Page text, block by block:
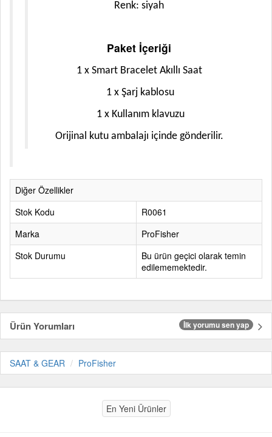
Renk: siyah
Paket İçeriği
1 x Smart Bracelet Akıllı Saat
1 x Şarj kablosu
1 x Kullanım klavuzu
Orijinal kutu ambalajı içinde gönderilir.
Diğer Özellikler
Stok Kodu
R0061
Marka
ProFisher
Stok Durumu
Bu ürün geçici olarak temin
edilememektedir.
Ürün Yorumları İlk yorumu sen yap
SAAT & GEAR ProFisher
En Yeni Ürünler